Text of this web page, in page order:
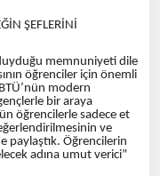
ŞEFLERİNİ
memnuniyeti dile
öğrenciler için önemli
modern
bir araya
öğrencilerle sadece et
ve
paylaştık. Öğrencilerin
adına umut verici”